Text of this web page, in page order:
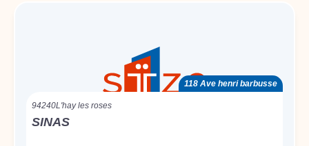
118 Ave henri barbusse
94240L'hay les roses
SINAS